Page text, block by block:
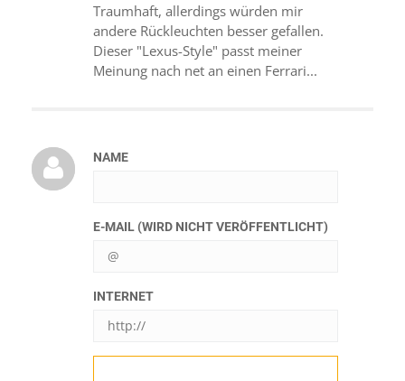
Traumhaft, allerdings würden mir
andere Rückleuchten besser gefallen.
Dieser "Lexus-Style" passt meiner
Meinung nach net an einen Ferrari...
NAME
E-MAIL (WIRD NICHT VERÖFFENTLICHT)
INTERNET